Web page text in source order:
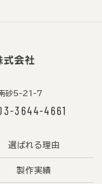
砂5-21-7
3644-4661
選ばれる理由
製作実績